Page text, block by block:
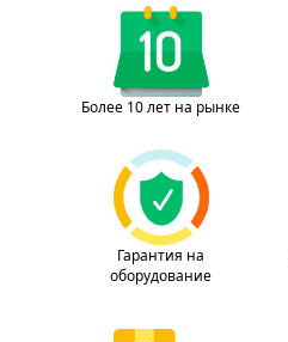
Более 10 лет на рынке
Гарантия на
оборудование